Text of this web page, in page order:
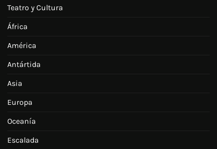
Teatro y Cultura
África
América
Antártida
Asia
Europa
Oceanía
Escalada